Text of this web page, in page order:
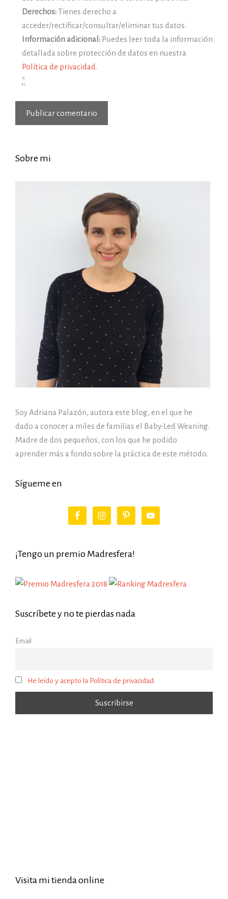
Derechos:Tienes derecho a
acceder/rectificar/consultar/eliminar tus datos.
Información adicional: Puedes leer toda la información
detallada sobre protección de datos en nuestra
Política de privacidad .
*
Sobre mi
Soy Adriana Palazón, autora este blog, en el que he
dado a conocer a miles de familias el Baby-Led Weaning.
Madre de dos pequeños, con los que he podido
aprender más a fondo sobre la práctica de este método.
Sígueme en
¡Tengo un premio Madresfera!
Suscríbete y no te pierdas nada
Email
He leído y acepto la Política de privacidad.
Visita mi tienda online